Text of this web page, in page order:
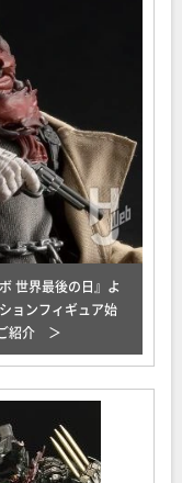
世界最後の日』よ
ョンフィギュア始
紹介